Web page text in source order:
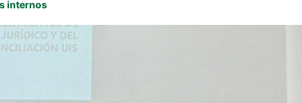
internos